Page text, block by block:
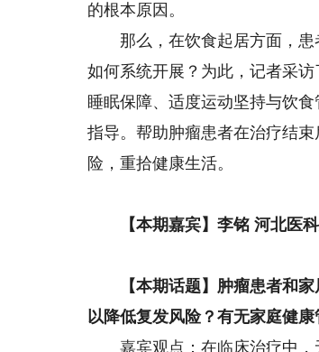
的根本原因。
那么，在饮食起居方面，患
如何系统开展？为此，记者采
睡眠保障、适度运动坚持与饮
指导。帮助肿瘤患者在治疗结
险，重拾健康生活。
【本期嘉宾】李铭 河北医科
【本期话题】肿瘤患者和家
以降低复发风险？有无家庭健康
嘉宾观点：在临床治疗中，